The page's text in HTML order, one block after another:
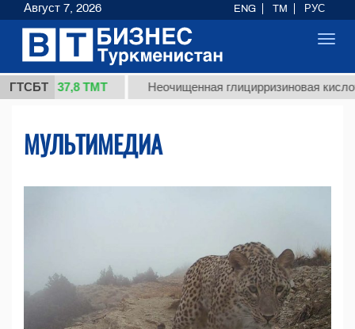
ГТСБТ
37,8 ТМТ Неочищенная глицирризиновая кислота
МУЛЬТИМЕДИА
Август 7, 2026 ENG TM РУС